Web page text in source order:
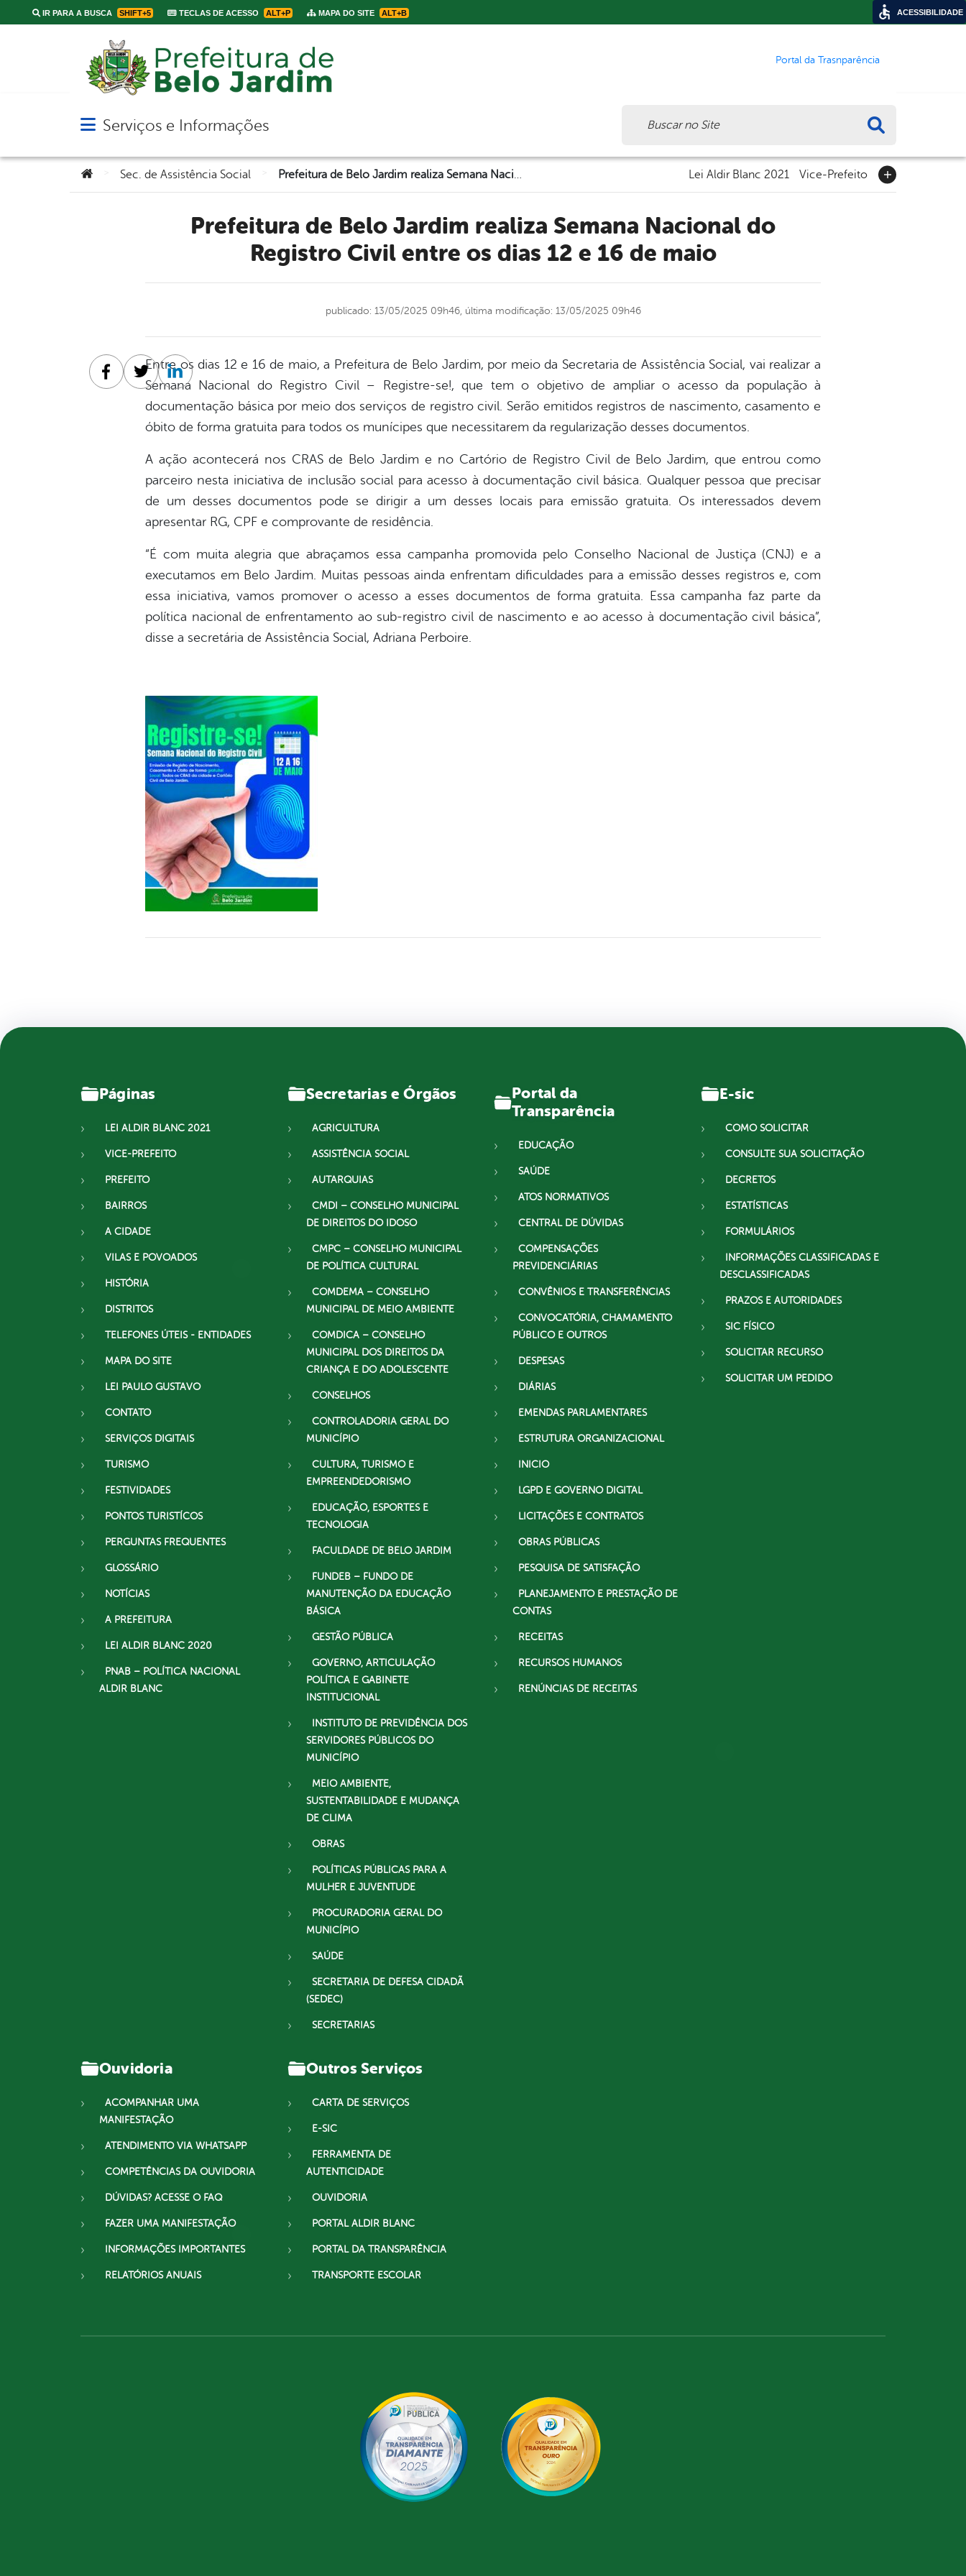
IR PARA A BUSCA SHIFT+5 TECLAS DE ACESSO ALT+P MAPA DO SITE ALT+B
Portal da Trasnparência
Abrir menu principal de navegação
Serviços e Informações
Você está aqui:Sec. de Assistência Social Lei Aldir Blanc 2021 Vice-Prefeito
Prefeitura de Belo Jardim realiza Semana Nacional do
Registro Civil entre os dias 12 e 16 de maio
publicado: 13/05/2025 09h46, última modificação: 13/05/2025 09h46
Entre os dias 12 e 16 de maio, a Prefeitura de Belo Jardim, por meio da Secretaria de Assistência Social, vai realizar a
Semana Nacional do Registro Civil – Registre-se!, que tem o objetivo de ampliar o acesso da população à
documentação básica por meio dos serviços de registro civil. Serão emitidos registros de nascimento, casamento e
óbito de forma gratuita para todos os munícipes que necessitarem da regularização desses documentos.
A ação acontecerá nos CRAS de Belo Jardim e no Cartório de Registro Civil de Belo Jardim, que entrou como
parceiro nesta iniciativa de inclusão social para acesso à documentação civil básica. Qualquer pessoa que precisar
de um desses documentos pode se dirigir a um desses locais para emissão gratuita. Os interessados devem
apresentar RG, CPF e comprovante de residência.
“É com muita alegria que abraçamos essa campanha promovida pelo Conselho Nacional de Justiça (CNJ) e a
executamos em Belo Jardim. Muitas pessoas ainda enfrentam dificuldades para a emissão desses registros e, com
essa iniciativa, vamos promover o acesso a esses documentos de forma gratuita. Essa campanha faz parte da
política nacional de enfrentamento ao sub-registro civil de nascimento e ao acesso à documentação civil básica”,
disse a secretária de Assistência Social, Adriana Perboire.
Facebook
TwitterLinkedin
Páginas
LEI ALDIR BLANC 2021
VICE-PREFEITO
PREFEITO
BAIRROS
A CIDADE
VILAS E POVOADOS
HISTÓRIA
DISTRITOS
TELEFONES ÚTEIS - ENTIDADES
MAPA DO SITE
LEI PAULO GUSTAVO
CONTATO
SERVIÇOS DIGITAIS
TURISMO
FESTIVIDADES
PONTOS TURISTÍCOS
PERGUNTAS FREQUENTES
GLOSSÁRIO
NOTÍCIAS
A PREFEITURA
LEI ALDIR BLANC 2020
PNAB – POLÍTICA NACIONAL
ALDIR BLANC
Secretarias e Órgãos
AGRICULTURA
ASSISTÊNCIA SOCIAL
AUTARQUIAS
CMDI – CONSELHO MUNICIPAL
DE DIREITOS DO IDOSO
CMPC – CONSELHO MUNICIPAL
DE POLÍTICA CULTURAL
COMDEMA – CONSELHO
MUNICIPAL DE MEIO AMBIENTE
COMDICA – CONSELHO
MUNICIPAL DOS DIREITOS DA
CRIANÇA E DO ADOLESCENTE
CONSELHOS
CONTROLADORIA GERAL DO
MUNICÍPIO
CULTURA, TURISMO E
EMPREENDEDORISMO
EDUCAÇÃO, ESPORTES E
TECNOLOGIA
FACULDADE DE BELO JARDIM
FUNDEB – FUNDO DE
MANUTENÇÃO DA EDUCAÇÃO
BÁSICA
GESTÃO PÚBLICA
GOVERNO, ARTICULAÇÃO
POLÍTICA E GABINETE
INSTITUCIONAL
INSTITUTO DE PREVIDÊNCIA DOS
SERVIDORES PÚBLICOS DO
MUNICÍPIO
MEIO AMBIENTE,
SUSTENTABILIDADE E MUDANÇA
DE CLIMA
OBRAS
POLÍTICAS PÚBLICAS PARA A
MULHER E JUVENTUDE
PROCURADORIA GERAL DO
MUNICÍPIO
SAÚDE
SECRETARIA DE DEFESA CIDADÃ
(SEDEC)
SECRETARIAS
Portal da
Transparência
EDUCAÇÃO
SAÚDE
ATOS NORMATIVOS
CENTRAL DE DÚVIDAS
COMPENSAÇÕES
PREVIDENCIÁRIAS
CONVÊNIOS E TRANSFERÊNCIAS
CONVOCATÓRIA, CHAMAMENTO
PÚBLICO E OUTROS
DESPESAS
DIÁRIAS
EMENDAS PARLAMENTARES
ESTRUTURA ORGANIZACIONAL
INICIO
LGPD E GOVERNO DIGITAL
LICITAÇÕES E CONTRATOS
OBRAS PÚBLICAS
PESQUISA DE SATISFAÇÃO
PLANEJAMENTO E PRESTAÇÃO DE
CONTAS
RECEITAS
RECURSOS HUMANOS
RENÚNCIAS DE RECEITAS
E-sic
COMO SOLICITAR
CONSULTE SUA SOLICITAÇÃO
DECRETOS
ESTATÍSTICAS
FORMULÁRIOS
INFORMAÇÕES CLASSIFICADAS E
DESCLASSIFICADAS
PRAZOS E AUTORIDADES
SIC FÍSICO
SOLICITAR RECURSO
SOLICITAR UM PEDIDO
Ouvidoria
ACOMPANHAR UMA
MANIFESTAÇÃO
ATENDIMENTO VIA WHATSAPP
COMPETÊNCIAS DA OUVIDORIA
DÚVIDAS? ACESSE O FAQ
FAZER UMA MANIFESTAÇÃO
INFORMAÇÕES IMPORTANTES
RELATÓRIOS ANUAIS
Outros Serviços
CARTA DE SERVIÇOS
E-SIC
FERRAMENTA DE
AUTENTICIDADE
OUVIDORIA
PORTAL ALDIR BLANC
PORTAL DA TRANSPARÊNCIA
TRANSPORTE ESCOLAR
ACESSIBILIDADE